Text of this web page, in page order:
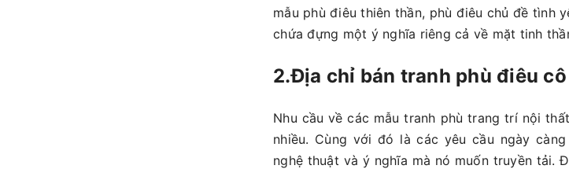
mẫu phù điêu thiên thần, phù điêu chủ đề tình
chứa đựng một ý nghĩa riêng cả về mặt tinh
2.Địa chỉ bán tranh phù điêu
Nhu cầu về các mẫu tranh phù trang trí nội
nhiều. Cùng với đó là các yêu cầu ngày
nghệ thuật và ý nghĩa mà nó muốn truyền tải.